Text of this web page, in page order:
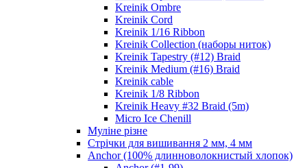
Kreinik Ombre
Kreinik Cord
Kreinik 1/16 Ribbon
Kreinik Collection (наборы ниток)
Kreinik Tapestry (#12) Braid
Kreinik Medium (#16) Braid
Kreinik cable
Kreinik 1/8 Ribbon
Kreinik Heavy #32 Braid (5m)
Micro Ice Chenill
Муліне різне
Стрічки для вишивання 2 мм, 4 мм
Anchor (100% длинноволокнистый хлопок)